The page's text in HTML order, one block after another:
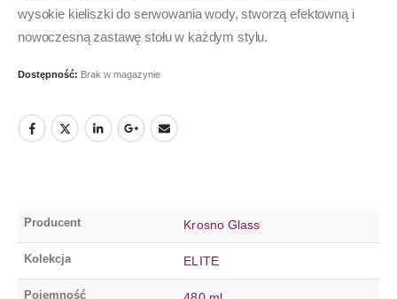
wysokie kieliszki do serwowania wody, stworzą efektowną i
nowoczesną zastawę stołu w każdym stylu.
Dostępność: Brak w magazynie
Producent Krosno Glass
Kolekcja ELITE
Pojemność